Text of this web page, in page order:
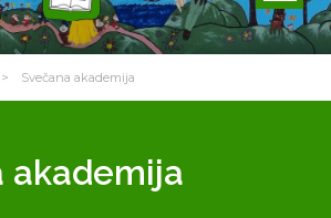
> Svečana akademija
akademija